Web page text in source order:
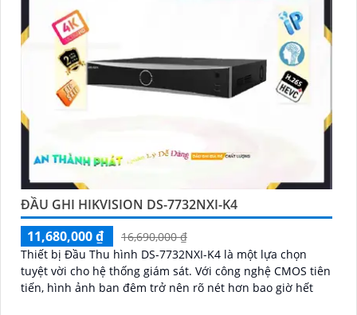
ĐẦU GHI HIKVISION DS-7732NXI-K4
11,680,000 ₫
16,690,000 ₫
Thiết bị Đầu Thu hình DS-7732NXI-K4 là một lựa chọn
tuyệt vời cho hệ thống giám sát. Với công nghệ CMOS tiên
tiến, hình ảnh ban đêm trở nên rõ nét hơn bao giờ hết